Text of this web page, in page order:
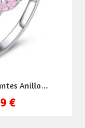
rápidaAnillo...
€